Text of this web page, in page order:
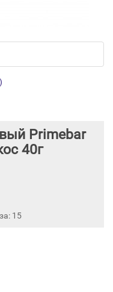
Primebar
40г
15